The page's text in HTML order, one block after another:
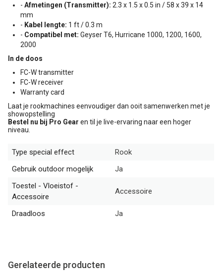
- Afmetingen (Transmitter): 2.3 x 1.5 x 0.5 in / 58 x 39 x 14
mm
- Kabel lengte: 1 ft / 0.3 m
- Compatibel met: Geyser T6, Hurricane 1000, 1200, 1600,
2000
In de doos
FC-W transmitter
FC-W receiver
Warranty card
Laat je rookmachines eenvoudiger dan ooit samenwerken met je
showopstelling
Bestel nu bij Pro Gear en til je live-ervaring naar een hoger
niveau.
Type special effect
Rook
Gebruik outdoor mogelijk
Ja
Toestel - Vloeistof -
Accessoire
Accessoire
Draadloos Ja
Gerelateerde producten